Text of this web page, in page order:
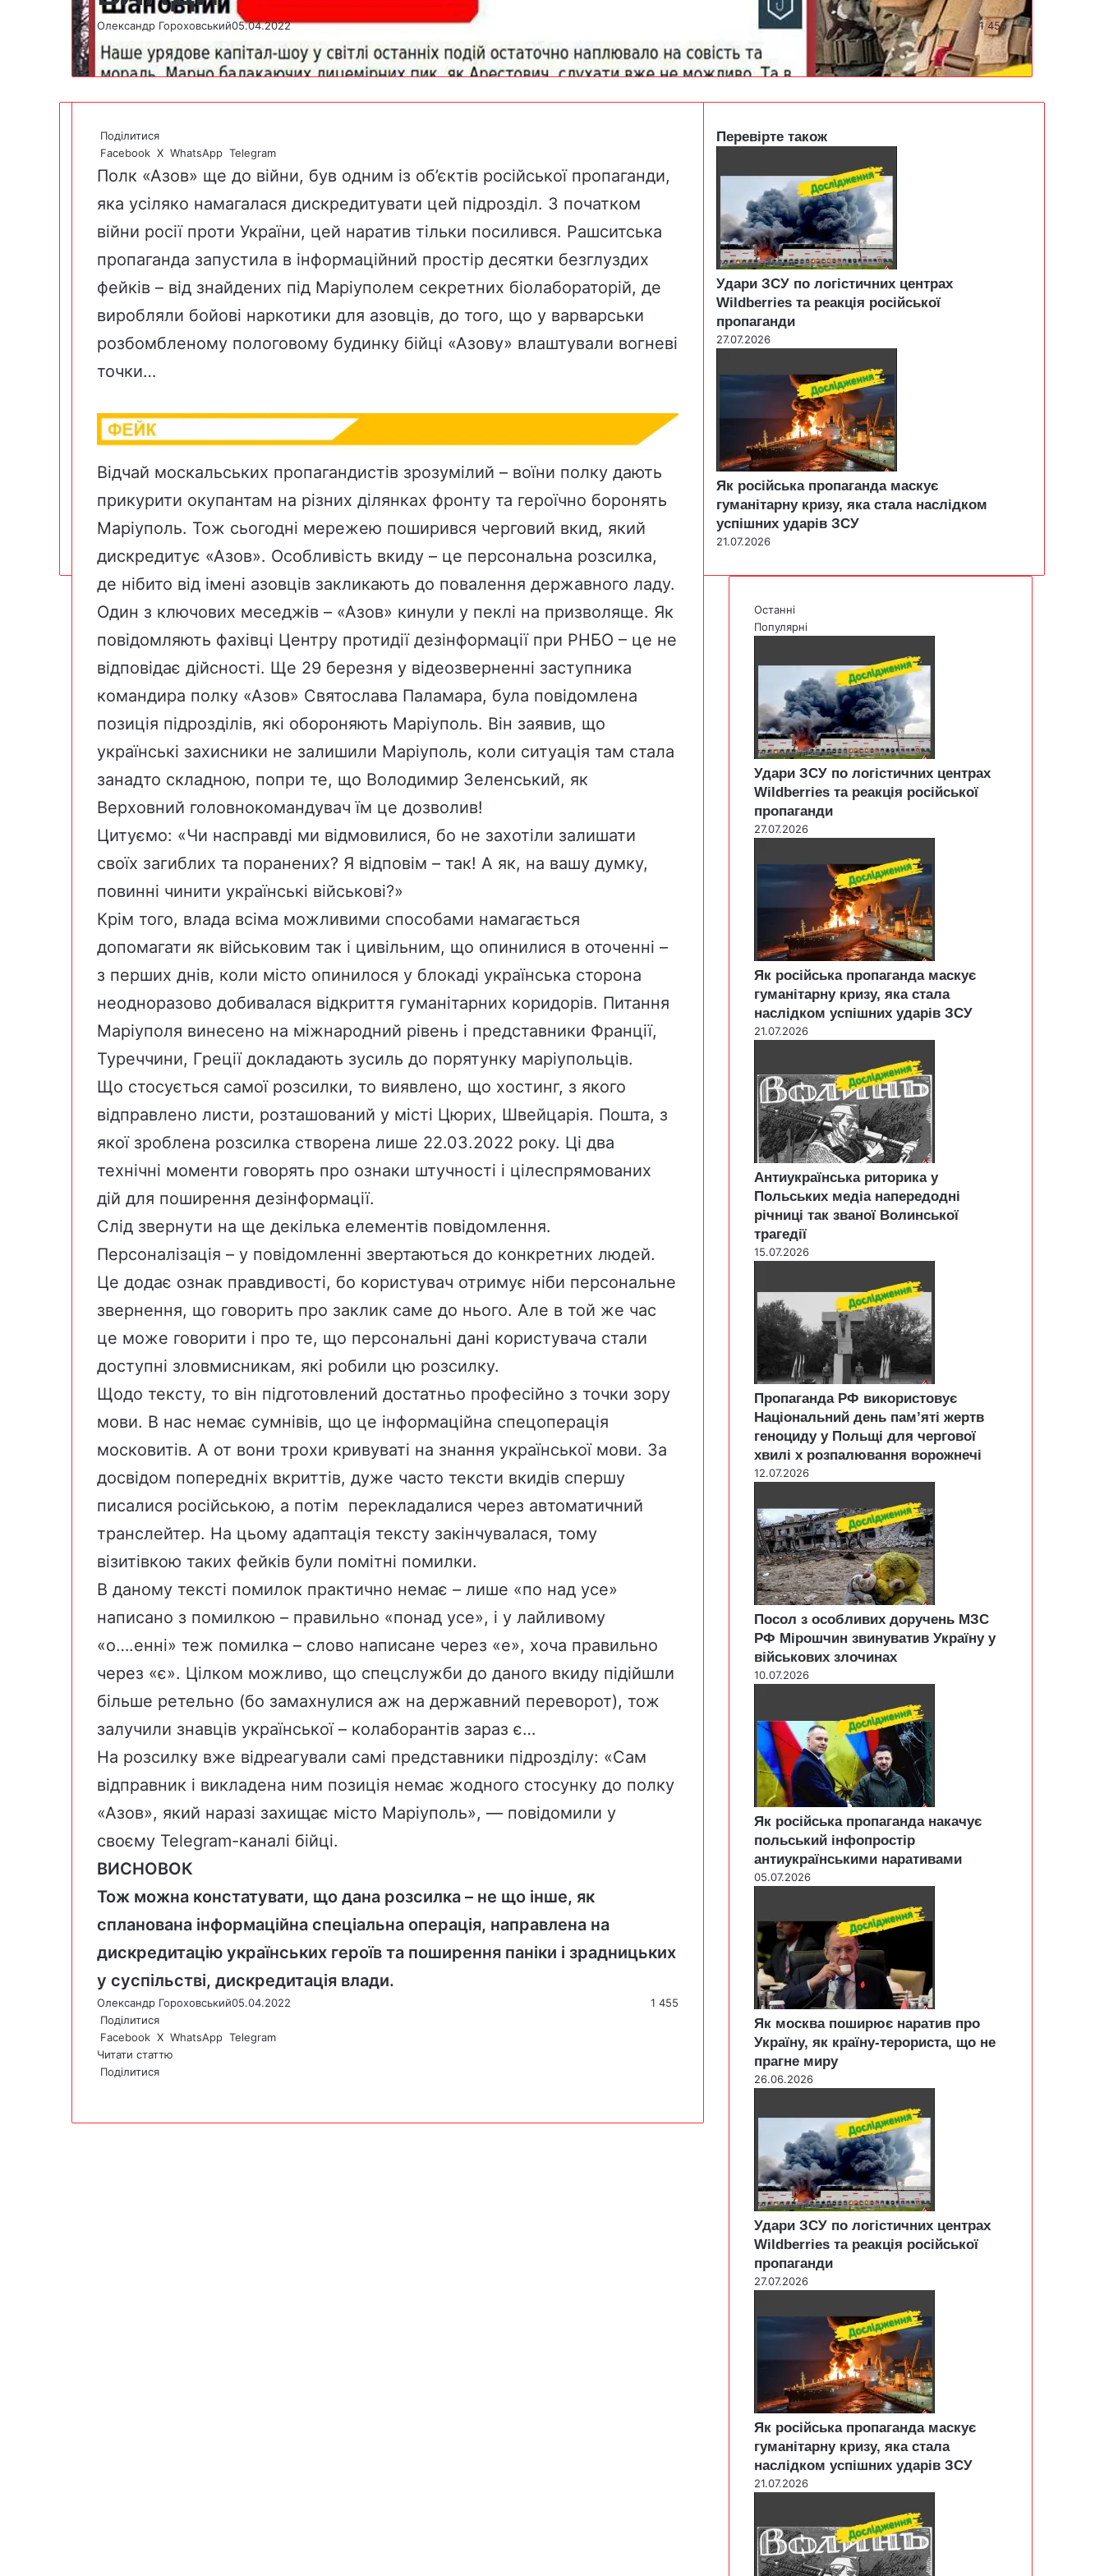
Олександр Гороховський05.04.2022 1 455
Поділитися
Facebook X WhatsApp Telegram
Полк «Азов» ще до війни, був одним із об’єктів російської пропаганди,
яка усіляко намагалася дискредитувати цей підрозділ. З початком
війни росії проти України, цей наратив тільки посилився. Рашситська
пропаганда запустила в інформаційний простір десятки безглуздих
фейків – від знайдених під Маріуполем секретних біолабораторій, де
виробляли бойові наркотики для азовців, до того, що у варварськи
розбомбленому пологовому будинку бійці «Азову» влаштували вогневі
точки…
Відчай москальських пропагандистів зрозумілий – воїни полку дають
прикурити окупантам на різних ділянках фронту та героїчно боронять
Маріуполь. Тож сьогодні мережею поширився черговий вкид, який
дискредитує «Азов». Особливість вкиду – це персональна розсилка,
де нібито від імені азовців закликають до повалення державного ладу.
Один з ключових меседжів – «Азов» кинули у пеклі на призволяще. Як
повідомляють фахівці Центру протидії дезінформації при РНБО – це не
відповідає дійсності. Ще 29 березня у відеозверненні заступника
командира полку «Азов» Святослава Паламара, була повідомлена
позиція підрозділів, які обороняють Маріуполь. Він заявив, що
українські захисники не залишили Маріуполь, коли ситуація там стала
занадто складною, попри те, що Володимир Зеленський, як
Верховний головнокомандувач їм це дозволив!
Цитуємо: «Чи насправді ми відмовилися, бо не захотіли залишати
своїх загиблих та поранених? Я відповім – так! А як, на вашу думку,
повинні чинити українські військові?»
Крім того, влада всіма можливими способами намагається
допомагати як військовим так і цивільним, що опинилися в оточенні –
з перших днів, коли місто опинилося у блокаді українська сторона
неодноразово добивалася відкриття гуманітарних коридорів. Питання
Маріуполя винесено на міжнародний рівень і представники Франції,
Туреччини, Греції докладають зусиль до порятунку маріупольців.
Що стосується самої розсилки, то виявлено, що хостинг, з якого
відправлено листи, розташований у місті Цюрих, Швейцарія. Пошта, з
якої зроблена розсилка створена лише 22.03.2022 року. Ці два
технічні моменти говорять про ознаки штучності і цілеспрямованих
дій для поширення дезінформації.
Слід звернути на ще декілька елементів повідомлення.
Персоналізація – у повідомленні звертаються до конкретних людей.
Це додає ознак правдивості, бо користувач отримує ніби персональне
звернення, що говорить про заклик саме до нього. Але в той же час
це може говорити і про те, що персональні дані користувача стали
доступні зловмисникам, які робили цю розсилку.
Щодо тексту, то він підготовлений достатньо професійно з точки зору
мови. В нас немає сумнівів, що це інформаційна спецоперація
московитів. А от вони трохи кривуваті на знання української мови. За
досвідом попередніх вкриттів, дуже часто тексти вкидів спершу
писалися російською, а потім перекладалися через автоматичний
транслейтер. На цьому адаптація тексту закінчувалася, тому
візитівкою таких фейків були помітні помилки.
В даному тексті помилок практично немає – лише «по над усе»
написано з помилкою – правильно «понад усе», і у лайливому
«о….енні» теж помилка – слово написане через «е», хоча правильно
через «є». Цілком можливо, що спецслужби до даного вкиду підійшли
більше ретельно (бо замахнулися аж на державний переворот), тож
залучили знавців української – колаборантів зараз є…
На розсилку вже відреагували самі представники підрозділу: «Сам
відправник і викладена ним позиція немає жодного стосунку до полку
«Азов», який наразі захищає місто Маріуполь», — повідомили у
своєму Telegram-каналі бійці.
ВИСНОВОК
Тож можна констатувати, що дана розсилка – не що інше, як
спланована інформаційна спеціальна операція, направлена на
дискредитацію українських героїв та поширення паніки і зрадницьких
у суспільстві, дискредитація влади.
Олександр Гороховський05.04.2022
1 455
Поділитися
Facebook X WhatsApp Telegram
Читати статтю
Поділитися
calb
i
Перевірте також
Удари ЗСУ по логістичних центрах
Wildberries та реакція російської
пропаганди
27.07.2026
Як російська пропаганда маскує
гуманітарну кризу, яка стала наслідком
успішних ударів ЗСУ
21.07.2026
Останні
Популярні
Удари ЗСУ по логістичних центрах
Wildberries та реакція російської
пропаганди
27.07.2026
Як російська пропаганда маскує
гуманітарну кризу, яка стала
наслідком успішних ударів ЗСУ
21.07.2026
Антиукраїнська риторика у
Польських медіа напередодні
річниці так званої Волинської
трагедії
15.07.2026
Пропаганда РФ використовує
Національний день пам’яті жертв
геноциду у Польщі для чергової
хвилі х розпалювання ворожнечі
12.07.2026
Посол з особливих доручень МЗС
РФ Мірошчин звинуватив Україну у
військових злочинах
10.07.2026
Як російська пропаганда накачує
польський інфопростір
антиукраїнськими наративами
05.07.2026
Як москва поширює наратив про
Україну, як країну-терориста, що не
прагне миру
26.06.2026
Удари ЗСУ по логістичних центрах
Wildberries та реакція російської
пропаганди
27.07.2026
Як російська пропаганда маскує
гуманітарну кризу, яка стала
наслідком успішних ударів ЗСУ
21.07.2026